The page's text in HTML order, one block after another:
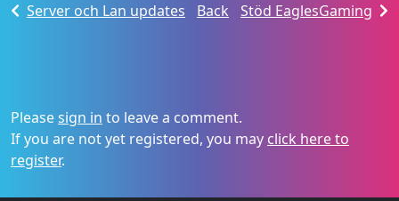
Server och Lan updates Back Stöd EaglesGaming
Pleasesign in to leave a comment.
If you are not yet registered, you may click here to
register.